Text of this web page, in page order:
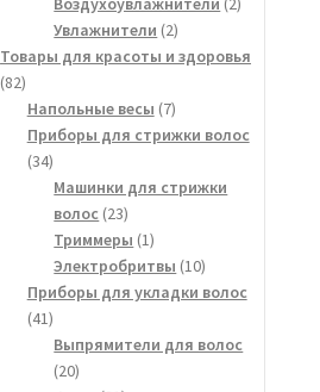
Увлажнители 22
товара
Товары для красоты и здоровья
8282
товара
Напольные весы 77
товаров
Приборы для стрижки волос
3434
товара
Машинки для стрижки
волос 2323
товара
Триммеры 11
товар
Электробритвы 1010
товаров
Приборы для укладки волос
4141
товар
Выпрямители для волос
2020